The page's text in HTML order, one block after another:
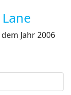
Jahr 2006